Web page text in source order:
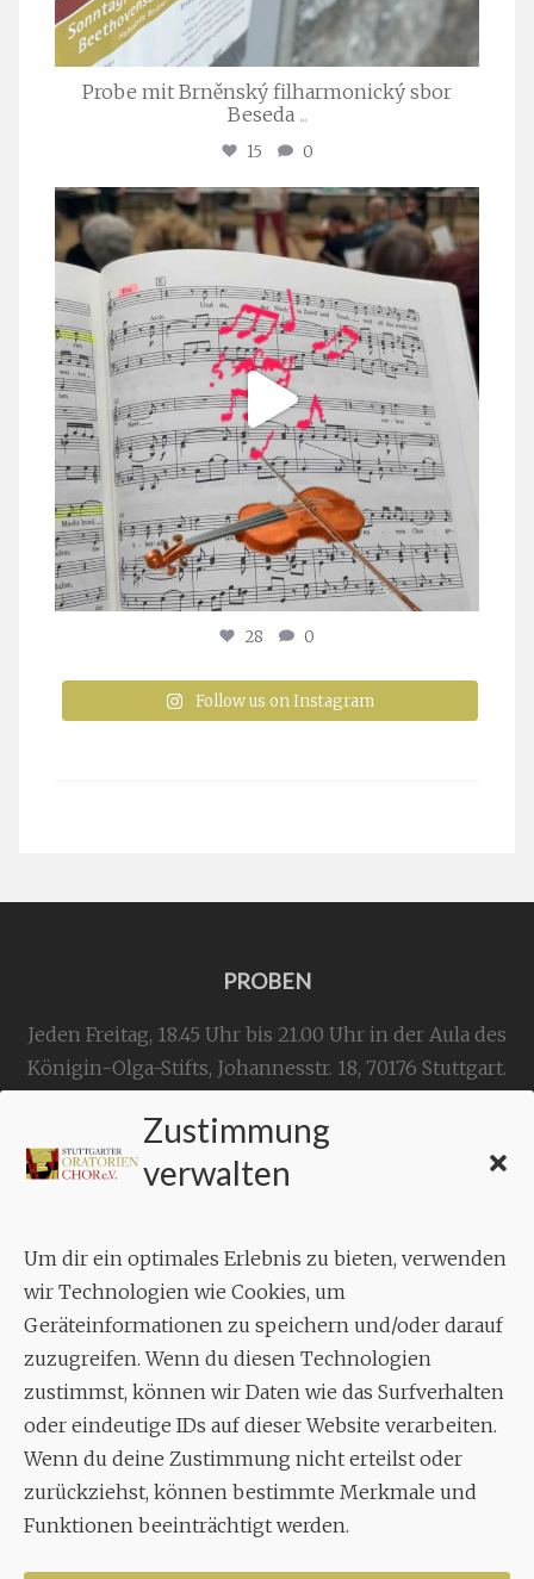
Zustimmung
verwalten
Um dir ein optimales Erlebnis zu bieten, verwenden
wir Technologien wie Cookies, um
Geräteinformationen zu speichern und/oder darauf
zuzugreifen. Wenn du diesen Technologien
zustimmst, können wir Daten wie das Surfverhalten
oder eindeutige IDs auf dieser Website verarbeiten.
Wenn du deine Zustimmung nicht erteilst oder
zurückziehst, können bestimmte Merkmale und
Funktionen beeinträchtigt werden.
Probe mit Brněnský filharmonický sbor
Beseda ...
15 0
stuttgarter_oratorienchor
Juli 23
28 0
Follow us on Instagram
PROBEN
Jeden Freitag, 18.45 Uhr bis 21.00 Uhr in der Aula des
Königin-Olga-Stifts, Johannesstr. 18, 70176 Stuttgart.
KONTAKT
Geschäftsstelle:
Aixheimer Str. 18
70619 Stuttgart
MUSIK
Musikalischer Leiter:
Enrico Trummer
Tel.+49 (0)177 / 34 23 57 1
Facebook
TwitterYouTube